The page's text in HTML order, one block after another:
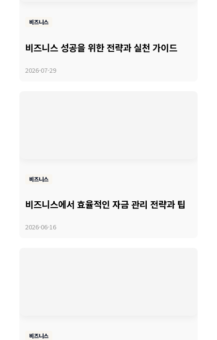
비즈니스
비즈니스 성공을 위한 전략과 실천 가이드
2026-07-29
비즈니스
비즈니스에서 효율적인 자금 관리 전략과 팁
2026-06-16
비즈니스